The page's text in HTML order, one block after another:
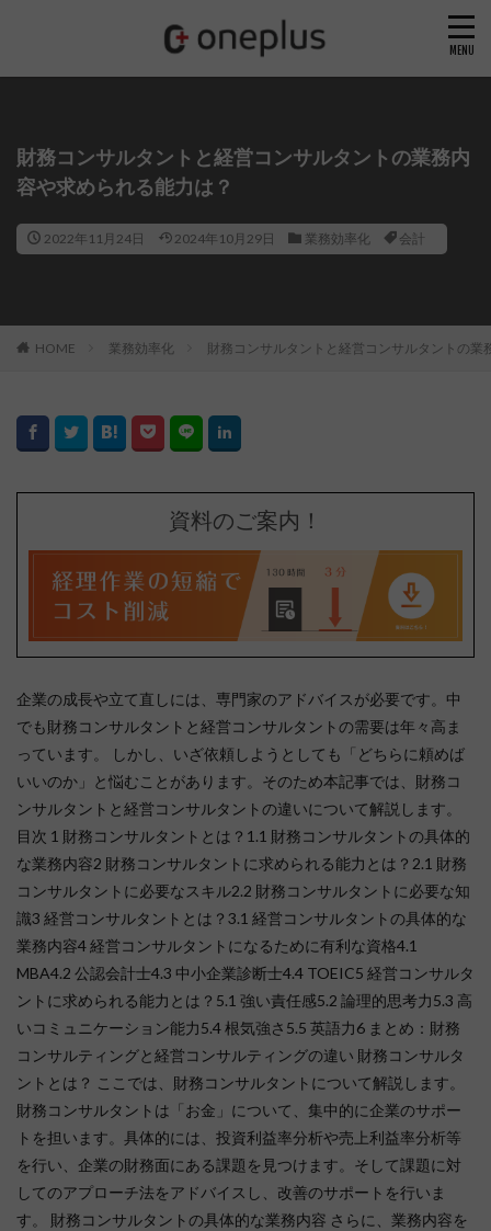
財務コンサルタントと経営コンサルタントの業務内
容や求められる能力は？
2022年11月24日 2024年10月29日 業務効率化 会計
HOME 業務効率化 財務コンサルタントと経営コンサルタントの
資料のご案内！
企業の成長や立て直しには、専門家のアドバイスが必要です。中
でも財務コンサルタントと経営コンサルタントの需要は年々高ま
っています。 しかし、いざ依頼しようとしても「どちらに頼めば
いいのか」と悩むことがあります。そのため本記事では、財務コ
ンサルタントと経営コンサルタントの違いについて解説します。
目次 1 財務コンサルタントとは？1.1 財務コンサルタントの具体的
な業務内容2 財務コンサルタントに求められる能力とは？2.1 財務
コンサルタントに必要なスキル2.2 財務コンサルタントに必要な知
識3 経営コンサルタントとは？3.1 経営コンサルタントの具体的な
業務内容4 経営コンサルタントになるために有利な資格4.1
MBA4.2 公認会計士4.3 中小企業診断士4.4 TOEIC5 経営コンサルタ
ントに求められる能力とは？5.1 強い責任感5.2 論理的思考力5.3 高
いコミュニケーション能力5.4 根気強さ5.5 英語力6 まとめ：財務
コンサルティングと経営コンサルティングの違い 財務コンサルタ
ントとは？ ここでは、財務コンサルタントについて解説します。
財務コンサルタントは「お金」について、集中的に企業のサポー
トを担います。具体的には、投資利益率分析や売上利益率分析等
を行い、企業の財務面にある課題を見つけます。そして課題に対
してのアプローチ法をアドバイスし、改善のサポートを行いま
す。 財務コンサルタントの具体的な業務内容 さらに、業務内容を